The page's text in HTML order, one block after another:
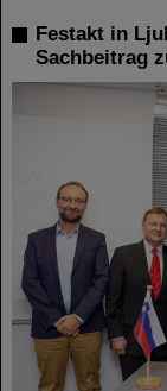
Festakt in
Sachbeitrag